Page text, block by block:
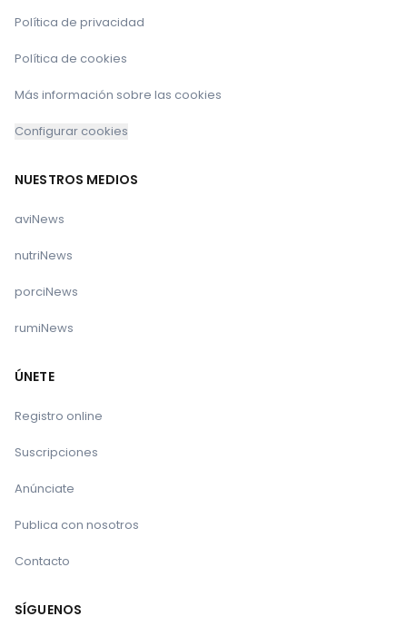
Política de privacidad
Política de cookies
Más información sobre las cookies
Configurar cookies
NUESTROS MEDIOS
aviNews
nutriNews
porciNews
rumiNews
ÚNETE
Registro online
Suscripciones
Anúnciate
Publica con nosotros
Contacto
SÍGUENOS